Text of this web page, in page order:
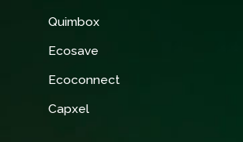
Quimbox
Ecosave
Ecoconnect
Capxel